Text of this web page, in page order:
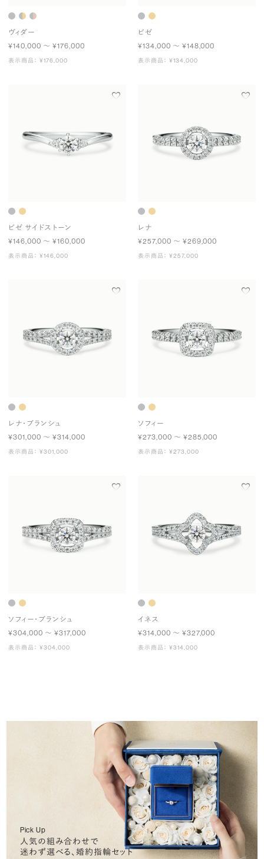
ヴィダー
¥140,000 〜 ¥176,000
表示商品： ¥176,000
ビゼ
¥134,000 〜 ¥148,000
表示商品： ¥134,000
ビゼ サイドストーン
¥146,000 〜 ¥160,000
表示商品： ¥146,000
レナ
¥257,000 〜 ¥269,000
表示商品： ¥257,000
レナ・ブランシュ
¥301,000 〜 ¥314,000
表示商品： ¥301,000
ソフィー
¥273,000 〜 ¥285,000
表示商品： ¥273,000
ソフィー・ブランシュ
¥304,000 〜 ¥317,000
表示商品： ¥304,000
イネス
¥314,000 〜 ¥327,000
表示商品： ¥314,000
Pick Up
人気の組み合わせで
迷わず選べる、婚約指輪セット